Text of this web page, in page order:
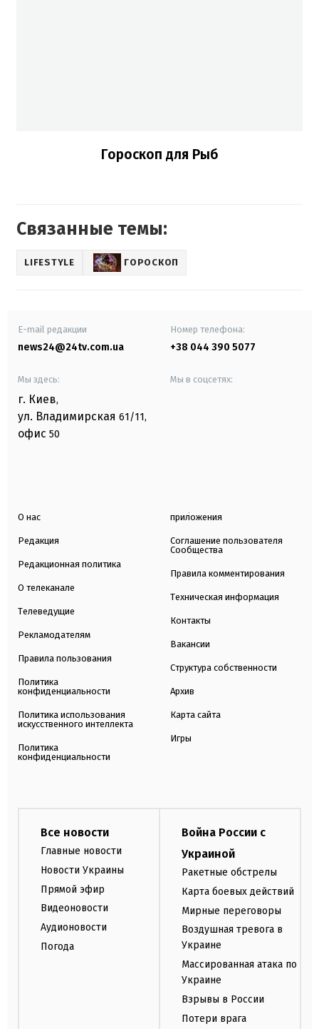
Гороскоп для Рыб
Связанные темы:
LIFESTYLE ГОРОСКОП
E-mail редакции
news24@24tv.com.ua
Номер телефона:
+38 044 390 5077
Мы здесь:
г. Киев,
ул. Владимирская 61/11,
офис 50
Мы в соцсетях:
О нас
Редакция
Редакционная политика
О телеканале
Телеведущие
Рекламодателям
Правила пользования
Политика
конфиденциальности
Политика использования
искусственного интеллекта
Политика
конфиденциальности
приложения
Соглашение пользователя
Сообщества
Правила комментирования
Техническая информация
Контакты
Вакансии
Структура собственности
Архив
Карта сайта
Игры
Все новости
Главные новости
Новости Украины
Прямой эфир
Видеоновости
Аудионовости
Погода
Война России с
Украиной
Ракетные обстрелы
Карта боевых действий
Мирные переговоры
Воздушная тревога в
Украине
Массированная атака по
Украине
Взрывы в России
Потери врага